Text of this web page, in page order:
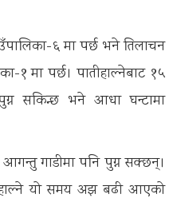
६ मा पर्छ भने तिलाचन
१ मा पर्छ। पातीहाल्नेबाट १५
पुग्न सकिन्छ भने आधा घन्टामा
आगन्तु गाडीमा पनि पुग्न सक्छन्।
यो समय अझ बढी आएको